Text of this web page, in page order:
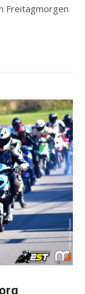
Freitagmorgen